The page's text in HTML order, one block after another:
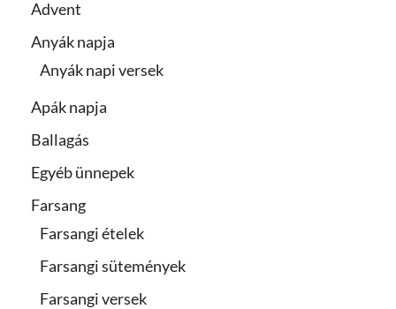
Advent
Anyák napja
Anyák napi versek
Apák napja
Ballagás
Egyéb ünnepek
Farsang
Farsangi ételek
Farsangi sütemények
Farsangi versek